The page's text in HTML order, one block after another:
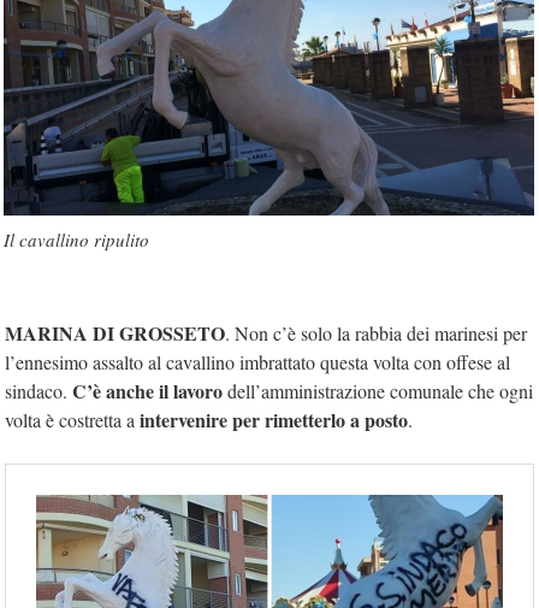
Il cavallino ripulito
MARINA DI GROSSETO. Non c’è solo la rabbia dei marinesi per
l’ennesimo assalto al cavallino imbrattato questa volta con offese al
sindaco. C’è anche il lavorodell’amministrazione comunale che ogni
volta è costretta aintervenire per rimetterlo a posto.